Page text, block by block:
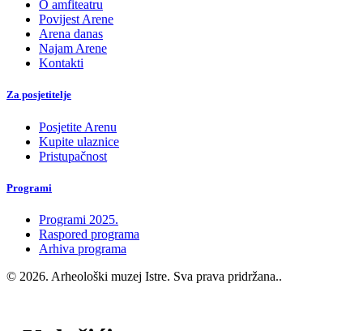
O amfiteatru
Povijest Arene
Arena danas
Najam Arene
Kontakti
Za posjetitelje
Posjetite Arenu
Kupite ulaznice
Pristupačnost
Programi
Programi 2025.
Raspored programa
Arhiva programa
© 2026. Arheološki muzej Istre. Sva prava pridržana..